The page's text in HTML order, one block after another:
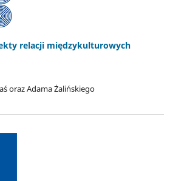
relacji międzykulturowych
oraz Adama Żalińskiego